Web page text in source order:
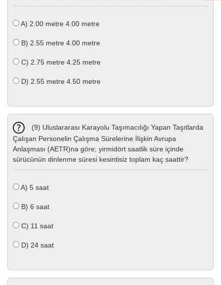
A) 2.00 metre 4.00 metre
B) 2.55 metre 4.00 metre
C) 2.75 metre 4.25 metre
D) 2.55 metre 4.50 metre
(9) Uluslararası Karayolu Taşımacılığı Yapan Taşıtlarda
Çalışan Personelin Çalışma Sürelerine İlişkin Avrupa
Anlaşması (AETR)na göre; yirmidört saatlik süre içinde
sürücünün dinlenme süresi kesintisiz toplam kaç saattir?
A) 5 saat
B) 6 saat
C) 11 saat
D) 24 saat